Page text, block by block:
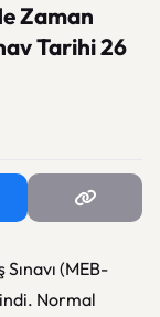
Zaman
Tarihi 26
(MEB-
Normal